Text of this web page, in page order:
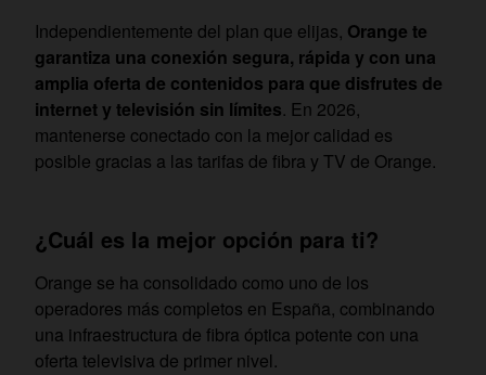
Independientemente del plan que elijas, Orange te
garantiza una conexión segura, rápida y con una
amplia oferta de contenidos para que disfrutes de
internet y televisión sin límites. En 2026,
mantenerse conectado con la mejor calidad es
posible gracias a las tarifas de fibra y TV de Orange.
¿Cuál es la mejor opción para ti?
Orange se ha consolidado como uno de los
operadores más completos en España, combinando
una infraestructura de fibra óptica potente con una
oferta televisiva de primer nivel.